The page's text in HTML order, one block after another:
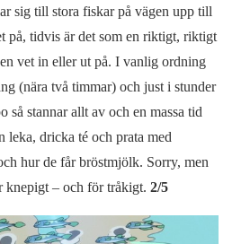
sig till stora fiskar på vägen upp till
på, tidvis är det som en riktigt, riktigt
vet in eller ut på. I vanlig ordning
(nära två timmar) och just i stunder
så stannar allt av och en massa tid
leka, dricka té och prata med
hur de får bröstmjölk. Sorry, men
knepigt – och för tråkigt. 2/5